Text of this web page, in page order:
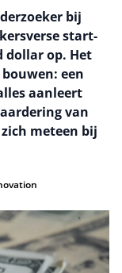
bij
start-
dollar op. Het
een
aanleert
van
meteen bij